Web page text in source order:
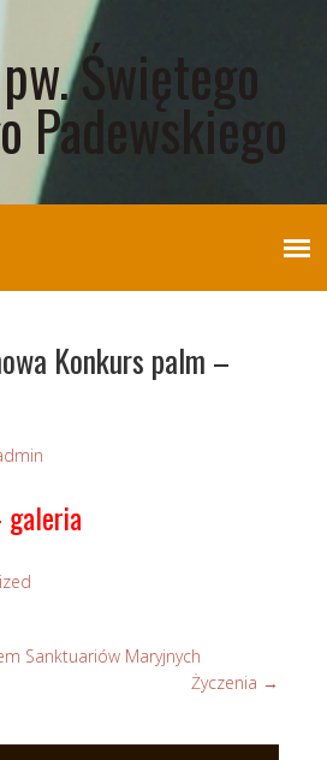
Świętego
Padewskiego
Konkurs palm –
galeria
Sanktuariów Maryjnych
Życzenia →